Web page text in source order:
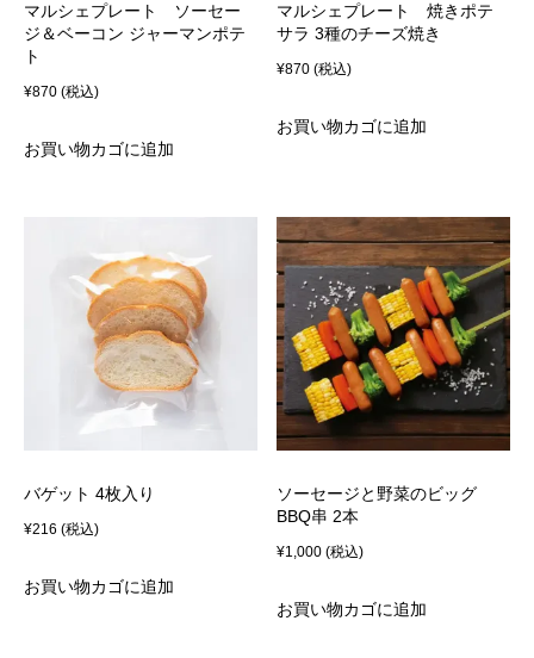
マルシェプレート ソーセー
ジ＆ベーコン ジャーマンポテ
ト
¥870 (税込)
お買い物カゴに追加
マルシェプレート 焼きポテ
サラ 3種のチーズ焼き
¥870 (税込)
お買い物カゴに追加
バゲット 4枚入り
¥216 (税込)
お買い物カゴに追加
ソーセージと野菜のビッグ
BBQ串 2本
¥1,000 (税込)
お買い物カゴに追加